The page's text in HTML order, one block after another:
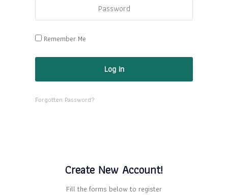
Remember Me
Forgotten Password?
Create New Account!
Fill the forms below to register